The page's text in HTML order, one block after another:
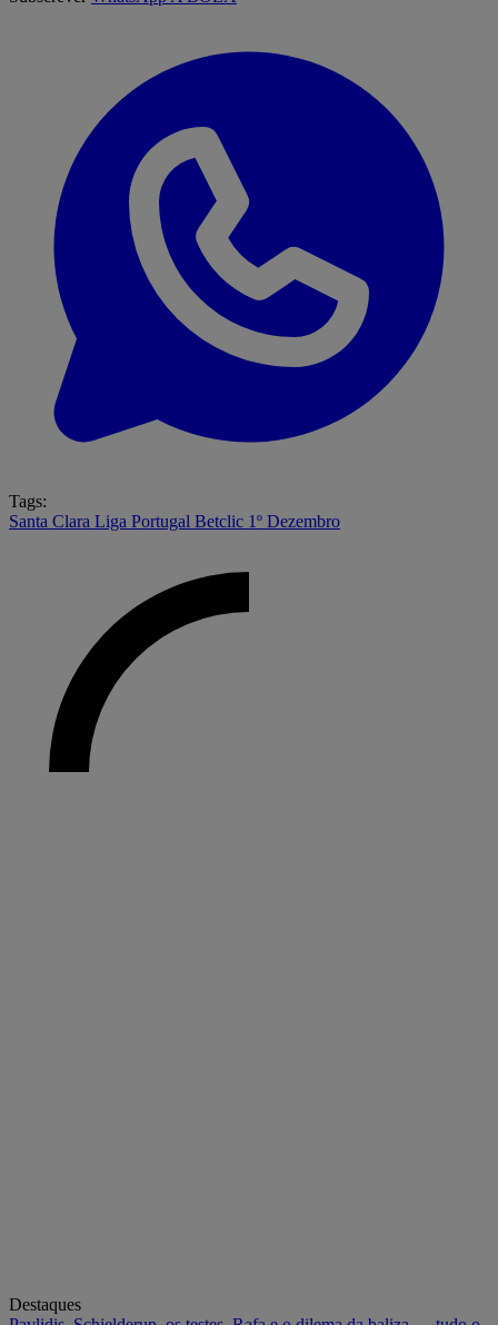
Tags:
Santa Clara Liga Portugal Betclic 1º Dezembro
Destaques